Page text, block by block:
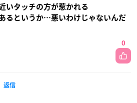
いタッチの方が惹かれる
るというか…悪いわけじゃないんだ
0
返信